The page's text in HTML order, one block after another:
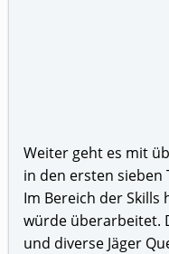
Weiter geht es mit
in den ersten sieben
Im Bereich der
würde überarbeitet.
und diverse Jäger